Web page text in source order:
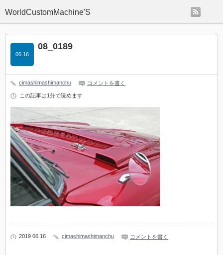
WorldCustomMachine'S
08_0189
06.16
cimashimashimanchu コメントを書く
この記事は1分で読めます
2019 06.16 cimashimashimanchu コメントを書く